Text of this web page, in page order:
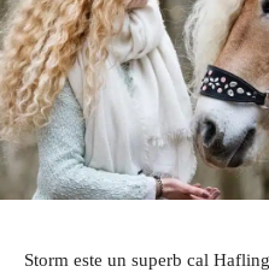
Storm este un superb cal